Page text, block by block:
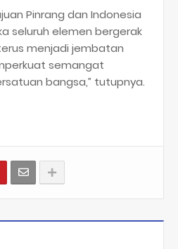
Pinrang dan Indonesia
seluruh elemen bergerak
menjadi jembatan
semangat
bangsa,” tutupnya.